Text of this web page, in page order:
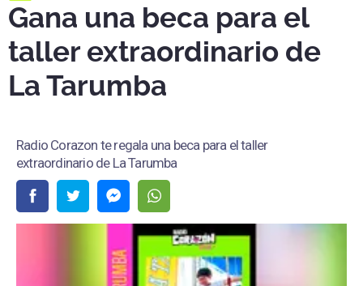
Gana una beca para el
taller extraordinario de
La Tarumba
Radio Corazon te regala una beca para el taller
extraordinario de La Tarumba